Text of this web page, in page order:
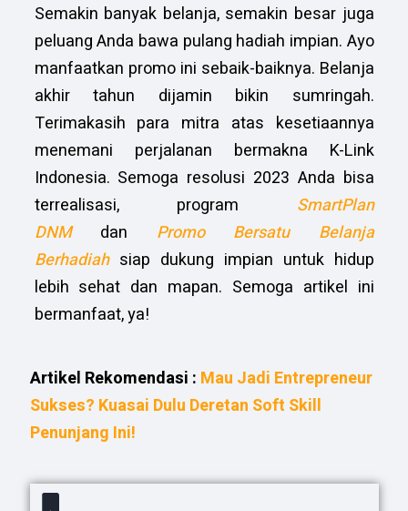
Semakin banyak belanja, semakin besar juga
peluang Anda bawa pulang hadiah impian. Ayo
manfaatkan promo ini sebaik-baiknya. Belanja
akhir tahun dijamin bikin sumringah.
Terimakasih para mitra atas kesetiaannya
menemani perjalanan bermakna K-Link
Indonesia. Semoga resolusi 2023 Anda bisa
terrealisasi, program SmartPlan
DNMdan Promo Bersatu Belanja
Berhadiahsiap dukung impian untuk hidup
lebih sehat dan mapan. Semoga artikel ini
bermanfaat, ya!
Artikel Rekomendasi : Mau Jadi Entrepreneur
Sukses? Kuasai Dulu Deretan Soft Skill
Penunjang Ini!